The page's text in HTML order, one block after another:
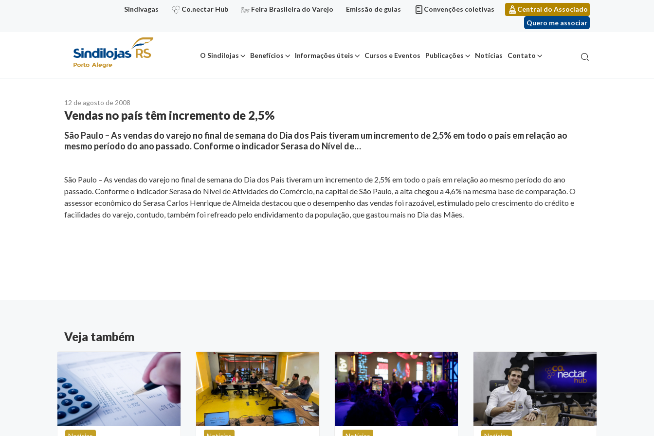
Sindivagas Co.nectar Hub Feira Brasileira do Varejo Emissão de guias Convenções coletivas
Central do Associado
Quero me associar
O Sindilojas Benefícios Informações úteis Cursos e Eventos Publicações Notícias Contato
12 de agosto de 2008
Vendas no país têm incremento de 2,5%
São Paulo – As vendas do varejo no final de semana do Dia dos Pais tiveram um incremento de 2,5% em todo o país em relação ao
mesmo período do ano passado. Conforme o indicador Serasa do Nível de…
São Paulo – As vendas do varejo no final de semana do Dia dos Pais tiveram um incremento de 2,5% em todo o país em relação ao mesmo período do ano
passado. Conforme o indicador Serasa do Nível de Atividades do Comércio, na capital de São Paulo, a alta chegou a 4,6% na mesma base de comparação. O
assessor econômico do Serasa Carlos Henrique de Almeida destacou que o desempenho das vendas foi razoável, estimulado pelo crescimento do crédito e
facilidades do varejo, contudo, também foi refreado pelo endividamento da população, que gastou mais no Dia das Mães.
Veja também